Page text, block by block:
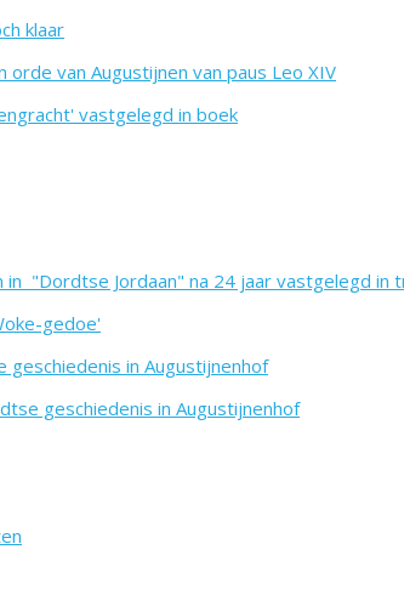
klaar
van Augustijnen van paus Leo XIV
vastgelegd in boek
"Dordtse Jordaan" na 24 jaar vastgelegd in
gedoe'
in Augustijnenhof
geschiedenis in Augustijnenhof